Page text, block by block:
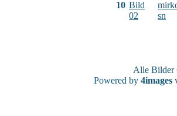
10 Bild
02
sn
Alle
Powered by 4images